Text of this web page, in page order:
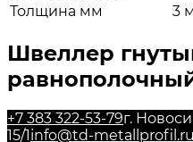
Толщина мм
3
Швеллер
+7 383 322-53-79г.
15/1info@td-metallprofil.ru